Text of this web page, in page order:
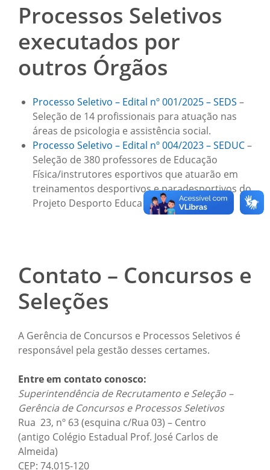
Processos Seletivos
executados por
outros Órgãos
Processo Seletivo – Edital nº 001/2025 – SEDS –
Seleção de 14 profissionais para atuação nas
áreas de psicologia e assistência social.
Processo Seletivo – Edital nº 004/2023 – SEDUC–
Seleção de 380 professores de Educação
Física/instrutores esportivos que atuarão em
treinamentos desportivos e paradesportivos do
Projeto Desporto Educa
Contato – Concursos e
Seleções
A Gerência de Concursos e Processos Seletivos é
responsável pela gestão desses certames.
Entre em contato conosco:
Superintendência de Recrutamento e Seleção –
Gerência de Concursos e Processos Seletivos
Rua 23, nº 63 (esquina c/Rua 03) – Centro
(antigo Colégio Estadual Prof. José Carlos de
Almeida)
CEP: 74.015-120